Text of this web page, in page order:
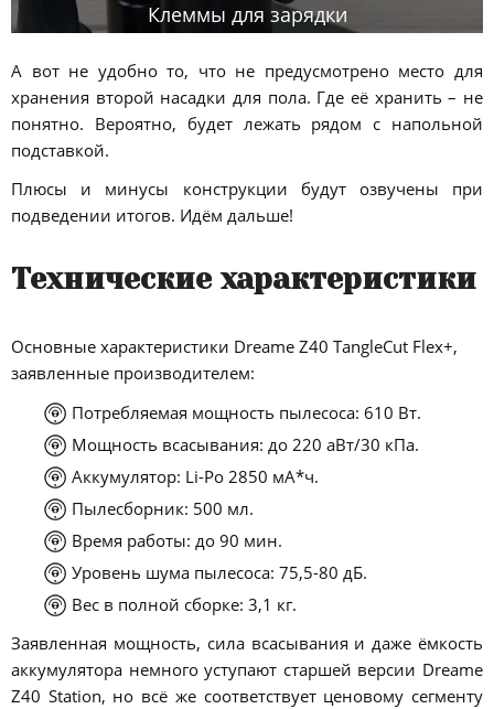
Клеммы для зарядки
А вот не удобно то, что не предусмотрено место для
хранения второй насадки для пола. Где её хранить – не
понятно. Вероятно, будет лежать рядом с напольной
подставкой.
Плюсы и минусы конструкции будут озвучены при
подведении итогов. Идём дальше!
Технические характеристики
Основные характеристики Dreame Z40 TangleCut Flex+,
заявленные производителем:
Потребляемая мощность пылесоса: 610 Вт.
Мощность всасывания: до 220 аВт/30 кПа.
Аккумулятор: Li-Po 2850 мА*ч.
Пылесборник: 500 мл.
Время работы: до 90 мин.
Уровень шума пылесоса: 75,5-80 дБ.
Вес в полной сборке: 3,1 кг.
Заявленная мощность, сила всасывания и даже ёмкость
аккумулятора немного уступают старшей версии Dreame
Z40 Station, но всё же соответствует ценовому сегменту